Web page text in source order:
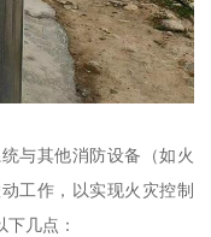
与其他消防设备（如火
工作，以实现火灾控制
几点：